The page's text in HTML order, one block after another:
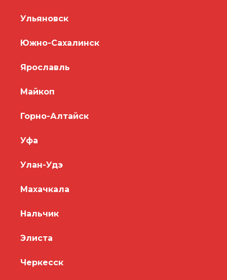
Ульяновск
Южно-Сахалинск
Ярославль
Майкоп
Горно-Алтайск
Уфа
Улан-Удэ
Махачкала
Нальчик
Элиста
Черкесск